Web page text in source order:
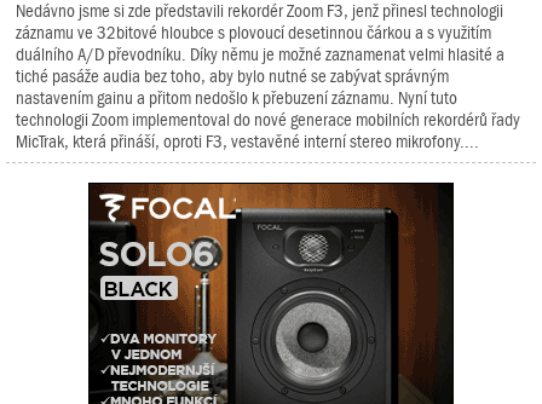
Nedávno jsme si zde představili rekordér Zoom F3, jenž přinesl technologii
záznamu ve 32bitové hloubce s plovoucí desetinnou čárkou a s využitím
duálního A/D převodníku. Díky němu je možné zaznamenat velmi hlasité a
tiché pasáže audia bez toho, aby bylo nutné se zabývat správným
nastavením gainu a přitom nedošlo k přebuzení záznamu. Nyní tuto
technologii Zoom implementoval do nové generace mobilních rekordérů řady
MicTrak, která přináší, oproti F3, vestavěné interní stereo mikrofony....